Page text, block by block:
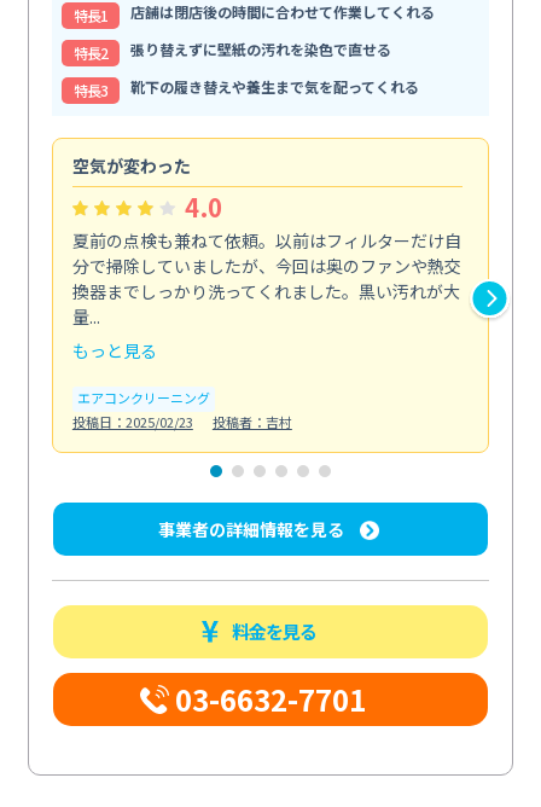
特⻑1
店舗は閉店後の時間に合わせて作業してくれる
特⻑2
張り替えずに壁紙の汚れを染色で直せる
特⻑3
靴下の履き替えや養生まで気を配ってくれる
空気が変わった
4.0
夏前の点検も兼ねて依頼。以前はフィルターだけ自
分で掃除していましたが、今回は奥のファンや熱交
換器までしっかり洗ってくれました。黒い汚れが大
量...
もっと見る
エアコンクリーニング
投稿日：2025/02/23
投稿者：吉村
事業者の詳細情報を見る
料金を見る
03-6632-7701